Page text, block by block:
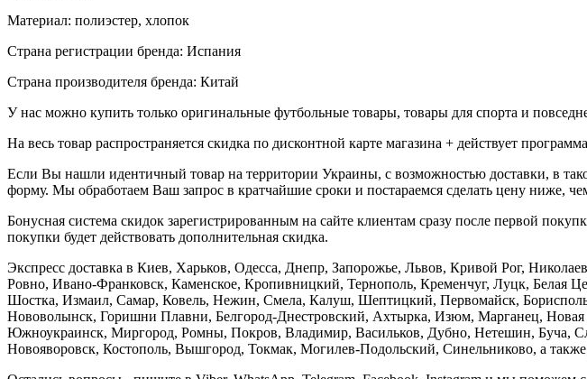
Материал: полиэстер, хлопок
Страна регистрации бренда: Испания
Страна производителя бренда: Китай
У нас можно купить только оригинальные футбольные товары, товары для спорта и
На весь товар распространяется скидка по дисконтной карте магазина + действует
Если Вы нашли идентичный товар на территории Украины, с возможностью доставки, в
форму. Мы обработаем Ваш запрос в кратчайшие сроки и постараемся сделать цену ниже,
Бонусная система скидок зарегистрированным на сайте клиентам сразу после первой
покупки будет действовать дополнительная скидка.
Экспресс доставка в Киев, Харьков, Одесса, Днепр, Запорожье, Львов, Кривой Рог,
Ровно, Ивано-Франковск, Каменское, Кропивницкий, Тернополь, Кременчуг, Луцк, Белая
Шостка, Измаил, Самар, Ковель, Нежин, Смела, Калуш, Шептицкий, Первомайск,
Нововолынск, Горишни Плавни, Белгород-Днестровский, Ахтырка, Изюм, Марганец,
Южноукраинск, Миргород, Ромны, Покров, Владимир, Васильков, Дубно, Нетешин, Буча,
Новояворовск, Костополь, Вышгород, Токмак, Могилев-Подольский, Синельниково, а также